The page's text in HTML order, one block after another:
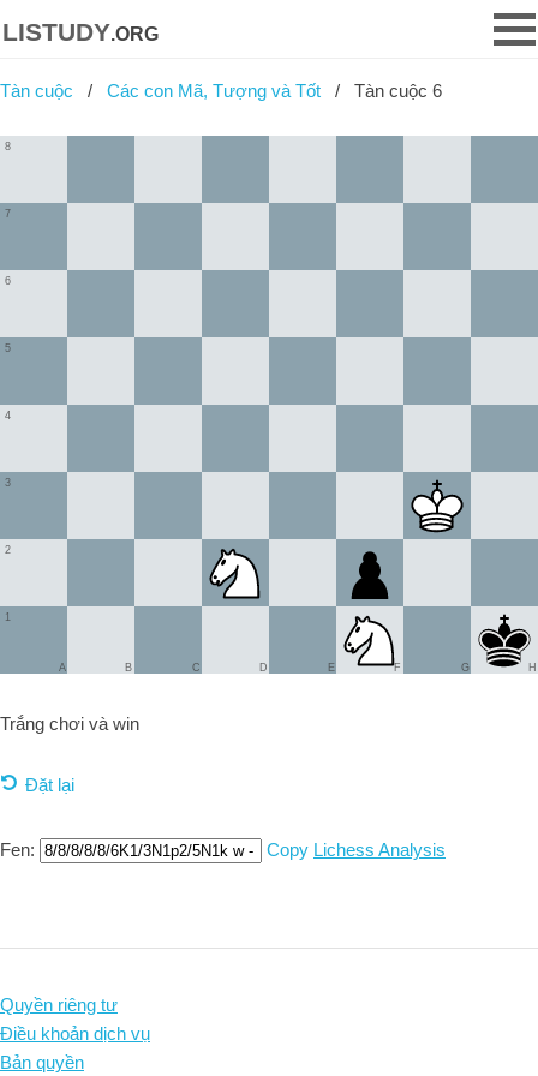
listudy.org
Tàn cuộc Các con Mã, Tượng và Tốt Tàn cuộc 6
1
2
3
4
5
6
7
8
A B C D E F G H
Trắng chơi và win
Đặt lại
Fen: Copy Lichess Analysis
Quyền riêng tư
Điều khoản dịch vụ
Bản quyền